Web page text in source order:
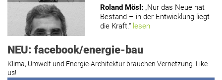
Roland Mösl : „Nur das Neue hat
Bestand – in der Entwicklung liegt
die Kraft.“ lesen
NEU: facebook/energie-bau
Klima, Umwelt und Energie-Architektur brauchen Vernetzung. Like
us!